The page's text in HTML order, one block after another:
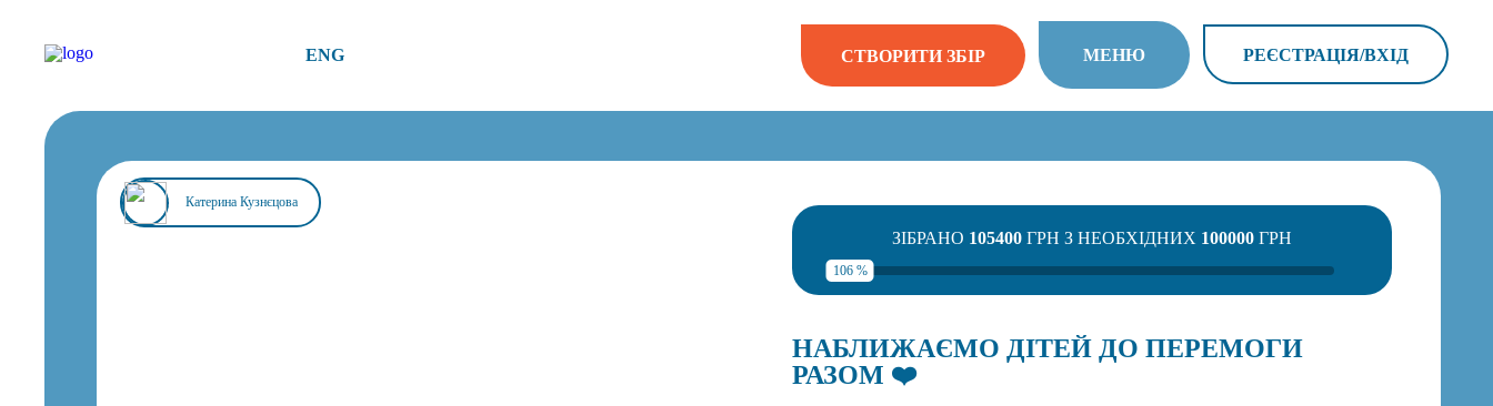
ENG СТВОРИТИ ЗБІР МEНЮ РЕЄСТРАЦІЯ/ВХIД
Катерина Кузнєцова
ЗІБРАНО 105400 ГРН З НЕОБХІДНИХ 100000 ГРН
106 %
НАБЛИЖАЄМО ДІТЕЙ ДО ПЕРЕМОГИ
РАЗОМ ❤️